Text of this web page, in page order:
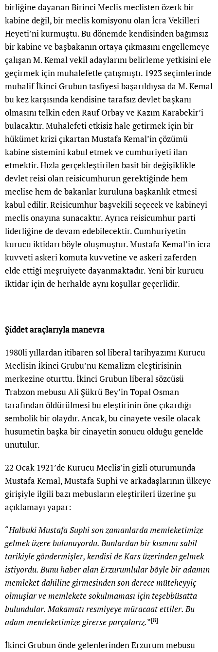
birliğine dayanan Birinci Meclis meclisten özerk bir
kabine değil, bir meclis komisyonu olan İcra Vekilleri
Heyeti’ni kurmuştu. Bu dönemde kendisinden bağımsız
bir kabine ve başbakanın ortaya çıkmasını engellemeye
çalışan M. Kemal vekil adaylarını belirleme yetkisini ele
geçirmek için muhalefetle çatışmıştı. 1923 seçimlerinde
muhalif İkinci Grubun tasfiyesi başarıldıysa da M. Kemal
bu kez karşısında kendisine tarafsız devlet başkanı
olmasını telkin eden Rauf Orbay ve Kazım Karabekir’i
bulacaktır. Muhalefeti etkisiz hale getirmek için bir
hükümet krizi çıkartan Mustafa Kemal’in çözümü
kabine sistemini kabul etmek ve cumhuriyeti ilan
etmektir. Hızla gerçekleştirilen basit bir değişiklikle
devlet reisi olan reisicumhurun gerektiğinde hem
meclise hem de bakanlar kuruluna başkanlık etmesi
kabul edilir. Reisicumhur başvekili seçecek ve kabineyi
meclis onayına sunacaktır. Ayrıca reisicumhur parti
liderliğine de devam edebilecektir. Cumhuriyetin
kurucu iktidarı böyle oluşmuştur. Mustafa Kemal’in icra
kuvveti askeri komuta kuvvetine ve askeri zaferden
elde ettiği meşruiyete dayanmaktadır. Yeni bir kurucu
iktidar için de herhalde aynı koşullar geçerlidir.
Şiddet araçlarıyla manevra
1980li yıllardan itibaren sol liberal tarihyazımı Kurucu
Meclisin İkinci Grubu’nu Kemalizm eleştirisinin
merkezine oturttu. İkinci Grubun liberal sözcüsü
Trabzon mebusu Ali Şükrü Bey’in Topal Osman
tarafından öldürülmesi bu eleştirinin öne çıkardığı
sembolik bir olaydır. Ancak, bu cinayete vesile olacak
husumetin başka bir cinayetin sonucu olduğu genelde
unutulur.
22 Ocak 1921’de Kurucu Meclis’in gizli oturumunda
Mustafa Kemal, Mustafa Suphi ve arkadaşlarının ülkeye
girişiyle ilgili bazı mebusların eleştirileri üzerine şu
açıklamayı yapar:
“Halbuki Mustafa Suphi son zamanlarda memleketimize
gelmek üzere bulunuyordu. Bunlardan bir kısmını sahil
tarikiyle göndermişler, kendisi de Kars üzerinden gelmek
istiyordu. Bunu haber alan Erzurumlular böyle bir adamın
memleket dahiline girmesinden son derece müteheyyiç
olmuşlar ve memlekete sokulmaması için teşebbüsatta
bulundular. Makamatı resmiyeye müracaat ettiler. Bu
adam memleketimize girerse parçalarız.”[8]
İkinci Grubun önde gelenlerinden Erzurum mebusu